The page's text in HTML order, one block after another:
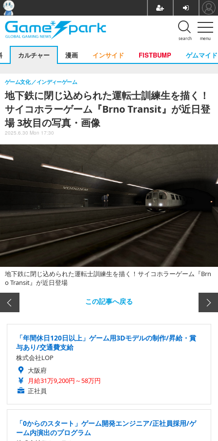
menu
search
カルチャー 漫画 インサイド FISTBUMP ゲムマイド
地下鉄に閉じ込められた運転士訓練生を描く！
サイコホラーゲーム『Brno Transit』が近日登
場 3枚目の写真・画像
ゲーム文化 インディーゲーム
2025.6.30 Mon 17:30
地下鉄に閉じ込められた運転士訓練生を描く！サイコホラーゲーム『Brn
o Transit』が近日登場
この記事へ戻る
「年間休日120日以上」ゲーム用3Dモデルの制作/昇給・賞
与あり/交通費支給
株式会社LOP
大阪府
月給31万9,200円～58万円
正社員
「0からのスタート」ゲーム開発エンジニア/正社員採用/ゲ
ーム内演出のプログラム